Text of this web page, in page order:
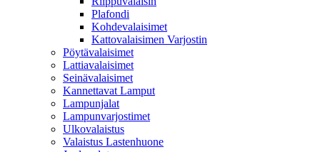
Plafondi
Kohdevalaisimet
Kattovalaisimen Varjostin
Pöytävalaisimet
Lattiavalaisimet
Seinävalaisimet
Kannettavat Lamput
Lampunjalat
Lampunvarjostimet
Ulkovalaistus
Valaistus Lastenhuone